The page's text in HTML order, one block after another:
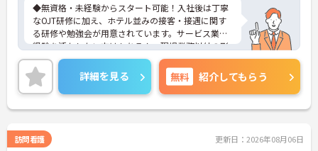
◆無資格・未経験からスタート可能！入社後は丁寧
なOJT研修に加え、ホテル並みの接客・接遇に関す
る研修や勉強会が用意されています。サービス業の
経験を活かしたい方はもちろん、現場業務以外の形
で医療・介護業界に携わりたい方にも安心のサポー
ト体制です。
◆受付やご家族の案内といった基本業務にとどまら
ず、ご入居者様向けのイベント企画・運営や、写
真・動画を使ったSNSの更新などもお任せします。
顔を引き出せるお仕事です
◆「接客・接遇手当（最大月3万円）」や「ケアマ
詳細を見る 無料 紹介してもらう
訪問看護 更新日：2026年08月06日